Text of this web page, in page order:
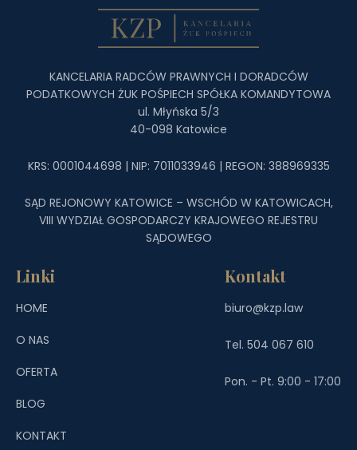
KANCELARIA RADCÓW PRAWNYCH I DORADCÓW
PODATKOWYCH ŻUK POŚPIECH SPÓŁKA KOMANDYTOWA
ul. Młyńska 5/3
40-098 Katowice
KRS: 0001044698 | NIP: 7011033946 | REGON: 388969335
SĄD REJONOWY KATOWICE – WSCHÓD W KATOWICACH,
VIII WYDZIAŁ GOSPODARCZY KRAJOWEGO REJESTRU
SĄDOWEGO
Kontakt
biuro@kzp.law
Tel. 504 067 610
Pon. - Pt. 9:00 - 17:00
Linki
HOME
O NAS
OFERTA
BLOG
KONTAKT